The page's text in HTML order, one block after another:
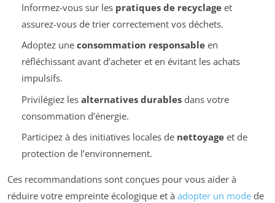
Informez-vous sur les pratiques de recyclageet
assurez-vous de trier correctement vos déchets.
Adoptez une consommation responsableen
réfléchissant avant d’acheter et en évitant les achats
impulsifs.
Privilégiez les alternatives durablesdans votre
consommation d’énergie.
Participez à des initiatives locales de nettoyageet de
protection de l’environnement.
Ces recommandations sont conçues pour vous aider à
réduire votre empreinte écologique et à adopter un mode de